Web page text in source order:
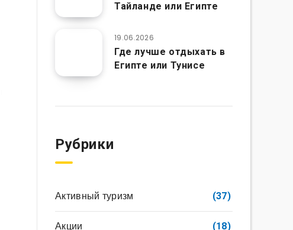
Тайланде или Египте
19.06.2026
Где лучше отдыхать в
Египте или Тунисе
Рубрики
Активный туризм (37)
Акции (18)